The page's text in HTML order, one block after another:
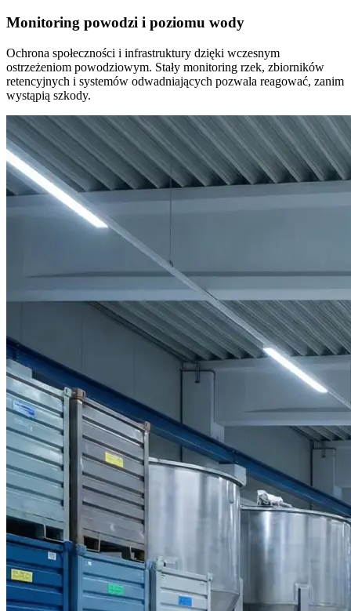
Monitoring powodzi i poziomu wody
Ochrona społeczności i infrastruktury dzięki wczesnym
ostrzeżeniom powodziowym. Stały monitoring rzek, zbiorników
retencyjnych i systemów odwadniających pozwala reagować, zanim
wystąpią szkody.